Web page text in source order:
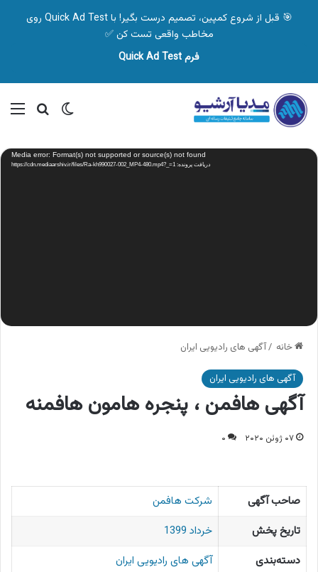
🎯 قبل از شروع کمپین، تصمیم درست بگیر! با Quick Ad Test روی
مخاطب واقعی تست کن ✅
فرم Quick Ad Test
تغییر پوسته
نمایشگر
ویدیو Media error: Format(s) not supported or source(s) not found
دریافت پرونده: https://cdn.mediaarshiv.ir/files/Ra-kh990027-002_MP4-480.mp4?_=1
خانه /آگهی های رادیویی ایران
آگهی های رادیویی ایران
آگهی هافمن ، پنجره هامون هافمنه
۰۷ ژوئن ۲۰۲۰ ۰
صاحب آگهی
شرکت هافمن
تاریخ پخش
خرداد 1399
دسته‌بندی
آگهی های رادیویی ایران